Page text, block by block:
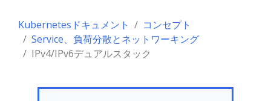
Kubernetesドキュメント
コンセプト
Service、負荷分散とネットワーキング
IPv4/IPv6デュアルスタック